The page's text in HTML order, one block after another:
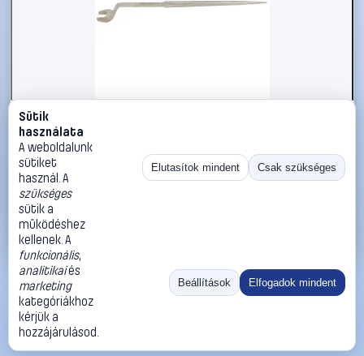
#2696684
KS Tools 9638143 963.8143 Szerelő villáskulcs
Kulcsszélesség (metrikus) 29 mm
KS Tools Egyoldalas villáskulcsok
46 990 Ft
Kosárba
«
Ugrás:
Méret:
Rendezés:
©2026
ThermoScope
ÁSZF
Cégbemutató
Sütik
használata
A weboldalunk
sütiket
használ. A
szükséges
sütik a
működéshez
kellenek. A
funkcionális,
analitikaiés
marketing
kategóriákhoz
kérjük a
hozzájárulásod.
Elutasítok mindent Csak szükséges
Beállítások Elfogadok mindent